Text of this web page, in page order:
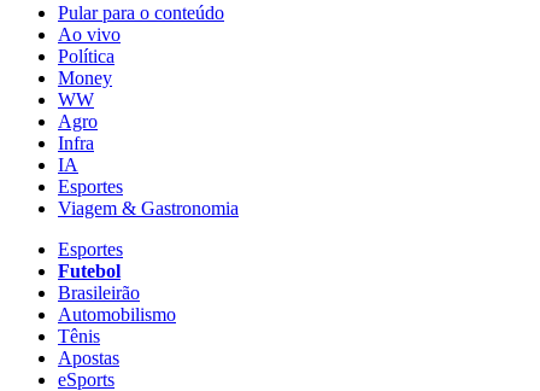
Pular para o conteúdo
Ao vivo
Política
Money
WW
Agro
Infra
IA
Esportes
Viagem & Gastronomia
Esportes
Futebol
Brasileirão
Automobilismo
Tênis
Apostas
eSports